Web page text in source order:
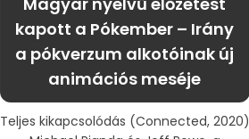
kapott a Pókember – Irány
a pókverzum alkotóinak új
animációs meséje
Teljes kikapcsolódás (Connected, 2020)